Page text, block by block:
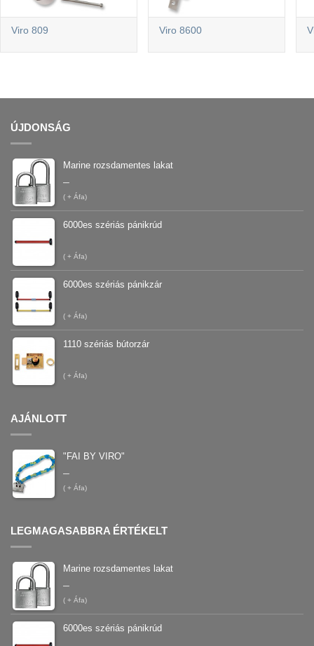
Viro 809 Viro 8600
ÚJDONSÁG
Marine rozsdamentes lakat
–
( + Áfa)
6000es szériás pánikrúd
( + Áfa)
6000es szériás pánikzár
( + Áfa)
1110 szériás bútorzár
( + Áfa)
AJÁNLOTT
"FAI BY VIRO"
–
( + Áfa)
LEGMAGASABBRA ÉRTÉKELT
Marine rozsdamentes lakat
–
( + Áfa)
6000es szériás pánikrúd